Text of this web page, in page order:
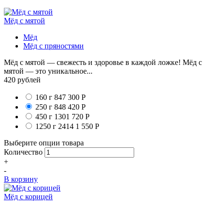
Мёд с мятой
Мёд
Мёд с пряностями
Мёд с мятой — свежесть и здоровье в каждой ложке! Мёд с
мятой — это уникальное...
420 рублей
160 г 847 300 Р
250 г 848 420 Р
450 г 1301 720 Р
1250 г 2414 1 550 Р
Выберите опции товара
Количество
+
-
В корзину
Мёд с корицей